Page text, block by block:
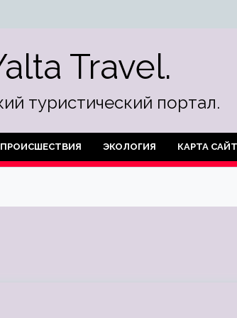
Travel.
туристический портал.
ПРОИСШЕСТВИЯ ЭКОЛОГИЯ КАРТА